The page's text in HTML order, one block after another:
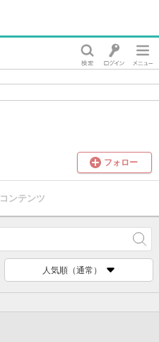
フォロー
コンテンツ
人気順（通常）